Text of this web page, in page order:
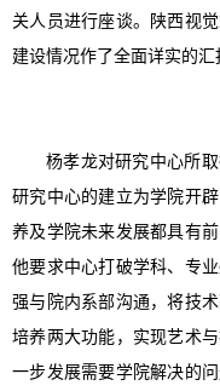
关人员进行座谈。陕西视
建设情况作了全面详实的汇
杨孝龙对研究中心所
研究中心的建立为学院开
养及学院未来发展都具有
他要求中心打破学科、专
强与院内系部沟通，将技
培养两大功能，实现艺术
一步发展需要学院解决的